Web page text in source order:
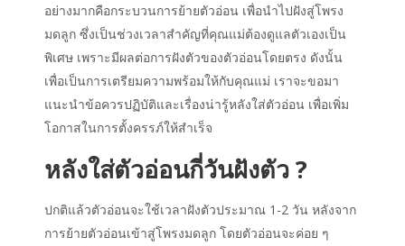
อย่างมากคือกระบวนการย้ายตัวอ่อน เพื่อนำไปฝังสู่โพรง
มดลูก ซึ่งเป็นช่วงเวลาสำคัญที่คุณแม่ต้องดูแลตัวเองเป็น
พิเศษ เพราะมีผลต่อการฝังตัวของตัวอ่อนโดยตรง ดังนั้น
เพื่อเป็นการเตรียมความพร้อมให้กับคุณแม่ เราจะขอมา
แนะนำข้อควรปฏิบัติและเรื่องน่ารู้หลังใส่ตัวอ่อน เพื่อเพิ่ม
โอกาสในการตั้งครรภ์ให้สำเร็จ
หลังใส่ตัวอ่อนกี่วันฝังตัว?
ปกติแล้วตัวอ่อนจะใช้เวลาฝังตัวประมาณ 1-2 วัน หลังจาก
การย้ายตัวอ่อนเข้าสู่โพรงมดลูก โดยตัวอ่อนจะค่อย ๆ